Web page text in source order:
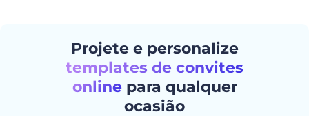
Projete e personalize
templates de convites
onlinepara qualquer
ocasião